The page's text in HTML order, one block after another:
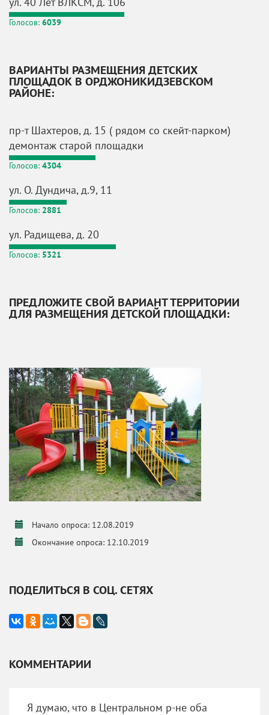
Голосов: 6039
ВАРИАНТЫ РАЗМЕЩЕНИЯ ДЕТСКИХ
ПЛОЩАДОК В ОРДЖОНИКИДЗЕВСКОМ
РАЙОНЕ:
пр-т Шахтеров, д. 15 ( рядом со скейт-парком)
демонтаж старой площадки
Голосов: 4304
ул. О. Дундича, д.9, 11
Голосов: 2881
ул. Радищева, д. 20
Голосов: 5321
ПРЕДЛОЖИТЕ СВОЙ ВАРИАНТ ТЕРРИТОРИИ
ДЛЯ РАЗМЕЩЕНИЯ ДЕТСКОЙ ПЛОЩАДКИ:
Начало опроса: 12.08.2019
Окончание опроса: 12.10.2019
ПОДЕЛИТЬСЯ В СОЦ. СЕТЯХ
КОММЕНТАРИИ
Я думаю, что в Центральном р-не оба